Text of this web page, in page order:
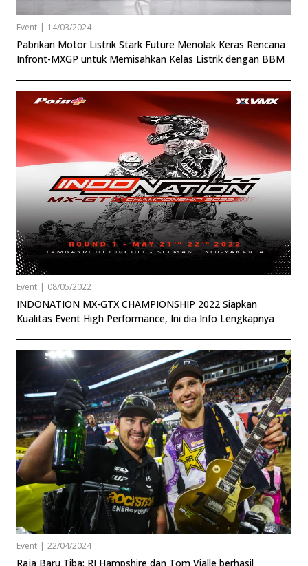
Event | 14/03/2024
Pabrikan Motor Listrik Stark Future Menolak Keras Rencana
Infront-MXGP untuk Memisahkan Kelas Listrik dengan BBM
Event | 08/05/2022
INDONATION MX-GTX CHAMPIONSHIP 2022 Siapkan
Kualitas Event High Performance, Ini dia Info Lengkapnya
Event | 22/04/2024
Raja Baru Tiba: RJ Hampshire dan Tom Vialle berhasil